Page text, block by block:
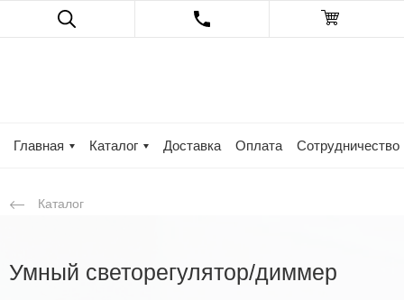
Главная Каталог Доставка Оплата Сотрудничество
Каталог
Умный светорегулятор/диммер